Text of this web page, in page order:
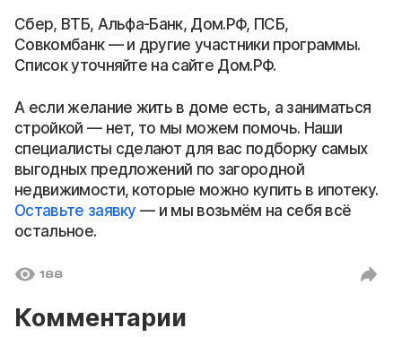
Сбер, ВТБ, Альфа-Банк, Дом.РФ, ПСБ,
Совкомбанк — и другие участники программы.
Список уточняйте на сайте Дом.РФ.
А если желание жить в доме есть, а заниматься
стройкой — нет, то мы можем помочь. Наши
специалисты сделают для вас подборку самых
выгодных предложений по загородной
недвижимости, которые можно купить в ипотеку.
Оставьте заявку — и мы возьмём на себя всё
остальное.
188
Комментарии